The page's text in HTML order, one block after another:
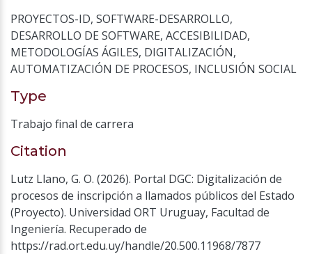
PROYECTOS-ID, SOFTWARE-DESARROLLO,
DESARROLLO DE SOFTWARE, ACCESIBILIDAD,
METODOLOGÍAS ÁGILES, DIGITALIZACIÓN,
AUTOMATIZACIÓN DE PROCESOS, INCLUSIÓN SOCIAL
Type
Trabajo final de carrera
Citation
Lutz Llano, G. O. (2026). Portal DGC: Digitalización de
procesos de inscripción a llamados públicos del Estado
(Proyecto). Universidad ORT Uruguay, Facultad de
Ingeniería. Recuperado de
https://rad.ort.edu.uy/handle/20.500.11968/7877